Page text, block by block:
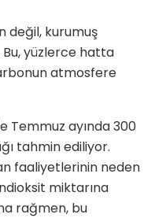
değil, kurumuş
Bu, yüzlerce hatta
atmosfere
Temmuz ayında 300
tahmin ediliyor.
faaliyetlerinin neden
miktarına
rağmen, bu